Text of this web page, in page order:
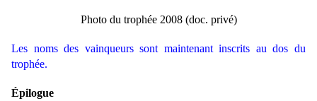
Photo du trophée 2008 (doc. privé)
Les noms des vainqueurs sont maintenant inscrits au dos du
trophée.
Épilogue